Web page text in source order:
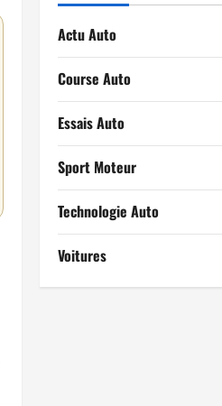
Actu Auto
Course Auto
Essais Auto
Sport Moteur
Technologie Auto
Voitures